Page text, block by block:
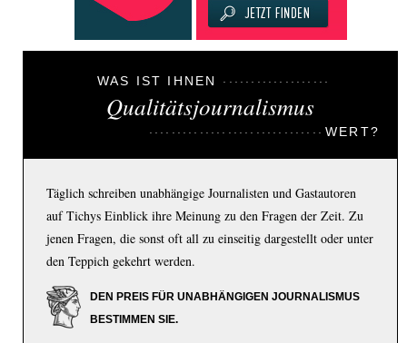
WAS IST IHNEN
Qualitätsjournalismus
WERT?
Täglich schreiben unabhängige Journalisten und Gastautoren
auf Tichys Einblick ihre Meinung zu den Fragen der Zeit. Zu
jenen Fragen, die sonst oft all zu einseitig dargestellt oder unter
den Teppich gekehrt werden.
DEN PREIS FÜR UNABHÄNGIGEN JOURNALISMUS
BESTIMMEN SIE.